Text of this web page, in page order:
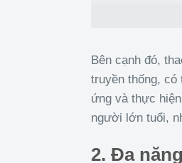
Bên cạnh đó,
truyền thống, có
ứng và thực
người lớn tuổi,
2. Đa